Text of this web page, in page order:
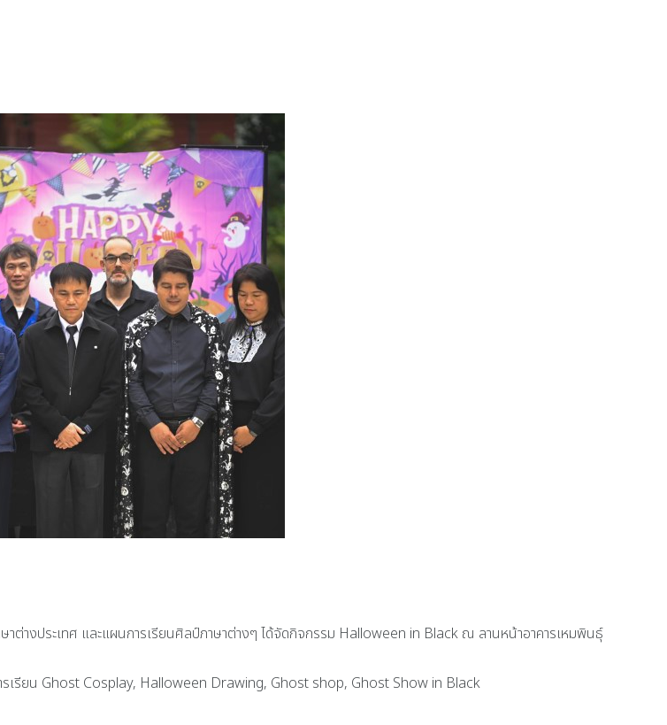
ต่างประเทศ และแผนการเรียนศิลป์ภาษาต่างๆ ได้จัดกิจกรรม Halloween in Black ณ ลานหน้าอาคารเหมพินธุ์
เรียน Ghost Cosplay, Halloween Drawing, Ghost shop, Ghost Show in Black